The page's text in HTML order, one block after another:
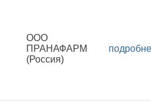
ООО
ПРАНАФАРМ
(Россия)